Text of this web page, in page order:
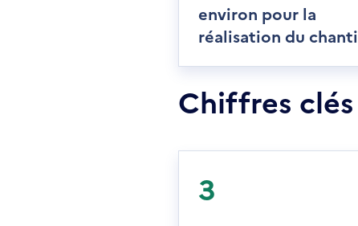
environ pour la
réalisation du
Chiffres clés
3